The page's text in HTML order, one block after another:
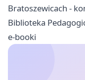
Bratoszewicach -
Biblioteka
e-booki